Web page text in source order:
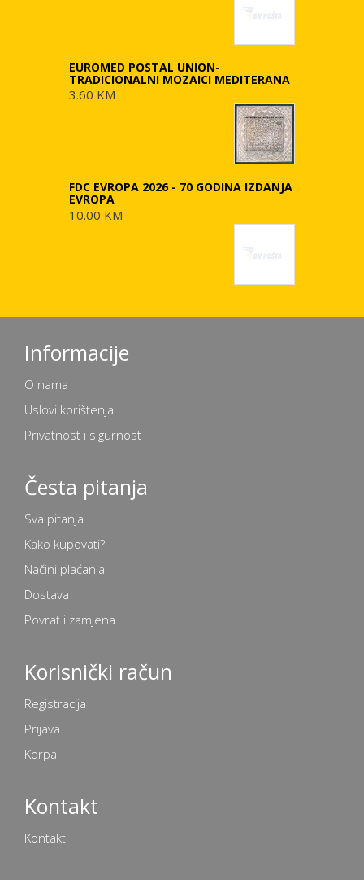
EUROMED POSTAL UNION-
TRADICIONALNI MOZAICI MEDITERANA
3.60 KM
FDC EVROPA 2026 - 70 GODINA IZDANJA
EVROPA
10.00 KM
Informacije
O nama
Uslovi korištenja
Privatnost i sigurnost
Česta pitanja
Sva pitanja
Kako kupovati?
Načini plaćanja
Dostava
Povrat i zamjena
Korisnički račun
Registracija
Prijava
Korpa
Kontakt
Kontakt